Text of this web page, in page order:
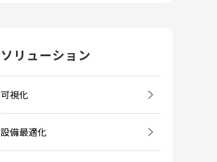
ソリューション
可視化
設備最適化